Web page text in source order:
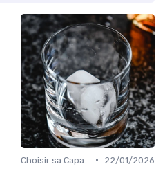
•
22/01/2026